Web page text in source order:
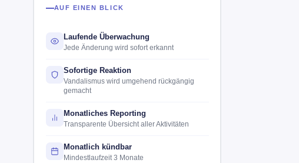
AUF EINEN BLICK
Laufende Überwachung
Jede Änderung wird sofort erkannt
Sofortige Reaktion
Vandalismus wird umgehend rückgängig
gemacht
Monatliches Reporting
Transparente Übersicht aller Aktivitäten
Monatlich kündbar
Mindestlaufzeit 3 Monate